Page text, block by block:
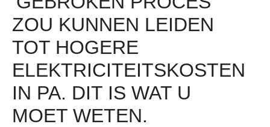
ZOU KUNNEN LEIDEN
TOT HOGERE
ELEKTRICITEITSKOSTEN
IN PA. DIT IS WAT U
MOET WETEN.